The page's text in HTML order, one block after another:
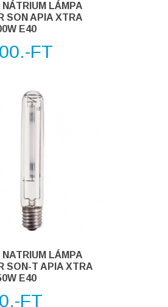
NÁTRIUM LÁMPA
SON APIA XTRA
E40
FT
NATRIUM LÁMPA
SON-T APIA XTRA
E40
FT